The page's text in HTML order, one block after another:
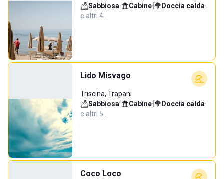
Sabbiosa· Cabine· Doccia calda·
e altri 4…
Lido Misvago
Triscina, Trapani
Sabbiosa· Cabine· Doccia calda·
e altri 5…
Coco Loco